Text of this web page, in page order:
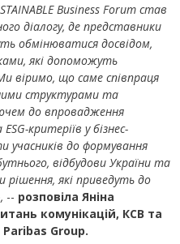
Business Forum став
діалогу, де представники
обмінюватися досвідом,
які допоможуть
віримо, що саме співпраця
структурами та
до впровадження
критеріїв у бізнес-
учасників до формування
відбудови України та
рішення, які приведуть до
-- розповіла Яніна
комунікацій, КСВ та
Paribas Group.